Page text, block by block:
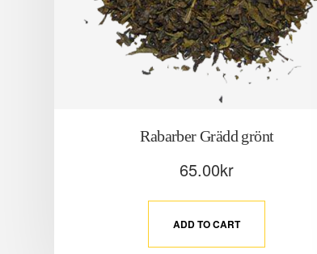
Rabarber Grädd grönt
65.00kr
ADD TO CART